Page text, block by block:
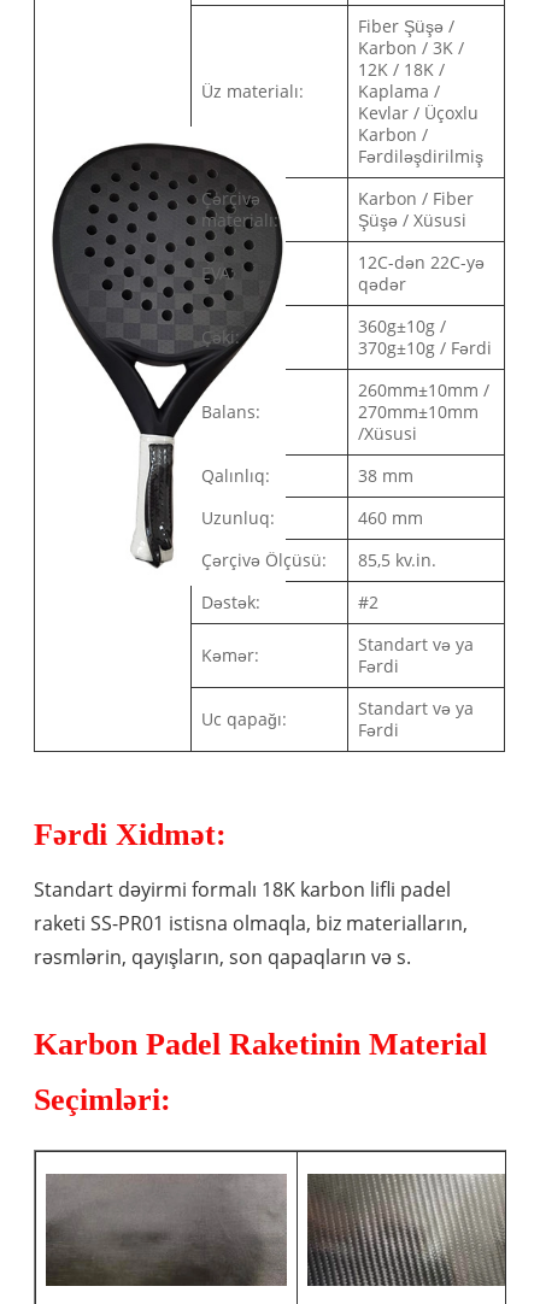
Üz materialı:
Fiber Şüşə /
Karbon / 3K /
12K / 18K /
Kaplama /
Kevlar / Üçoxlu
Karbon /
Fərdiləşdirilmiş
Çərçivə
materialı:
Karbon / Fiber
Şüşə / Xüsusi
EVA:
12C-dən 22C-yə
qədər
Çəki:
360g±10g /
370g±10g / Fərdi
Balans:
260mm±10mm /
270mm±10mm
/Xüsusi
Qalınlıq:
38 mm
Uzunluq:
460 mm
Çərçivə Ölçüsü:
85,5 kv.in.
Dəstək:
#2
Kəmər:
Standart və ya
Fərdi
Uc qapağı:
Standart və ya
Fərdi
Fərdi Xidmət:
Standart dəyirmi formalı 18K karbon lifli padel
raketi SS-PR01 istisna olmaqla, biz materialların,
rəsmlərin, qayışların, son qapaqların və s.
Karbon Padel Raketinin Material
Seçimləri: